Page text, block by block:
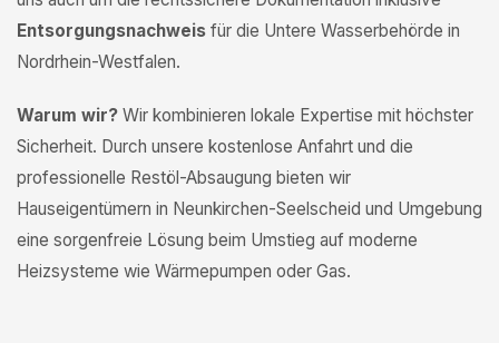
Entsorgungsnachweis für die Untere Wasserbehörde in
Nordrhein-Westfalen.
Warum wir? Wir kombinieren lokale Expertise mit höchster
Sicherheit. Durch unsere kostenlose Anfahrt und die
professionelle Restöl-Absaugung bieten wir
Hauseigentümern in Neunkirchen-Seelscheid und Umgebung
eine sorgenfreie Lösung beim Umstieg auf moderne
Heizsysteme wie Wärmepumpen oder Gas.